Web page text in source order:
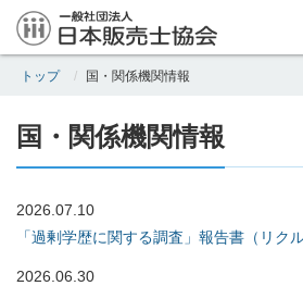
トップ 国・関係機関情報
国・関係機関情報
2026.07.10
「過剰学歴に関する調査」報告書（リク
2026.06.30